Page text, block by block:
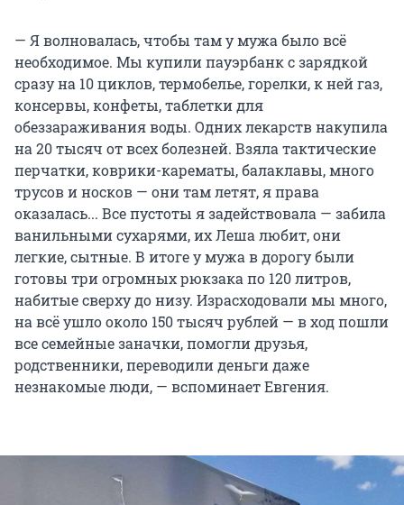
— Я волновалась, чтобы там у мужа было всё
необходимое. Мы купили пауэрбанк с зарядкой
сразу на 10 циклов, термобелье, горелки, к ней газ,
консервы, конфеты, таблетки для
обеззараживания воды. Одних лекарств накупила
на 20 тысяч от всех болезней. Взяла тактические
перчатки, коврики-карематы, балаклавы, много
трусов и носков — они там летят, я права
оказалась... Все пустоты я задействовала — забила
ванильными сухарями, их Леша любит, они
легкие, сытные. В итоге у мужа в дорогу были
готовы три огромных рюкзака по 120 литров,
набитые сверху до низу. Израсходовали мы много,
на всё ушло около 150 тысяч рублей — в ход пошли
все семейные заначки, помогли друзья,
родственники, переводили деньги даже
незнакомые люди, — вспоминает Евгения.